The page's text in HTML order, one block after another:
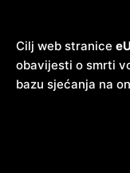
Cilj web stranice
obavijesti o smrti
bazu sjećanja na